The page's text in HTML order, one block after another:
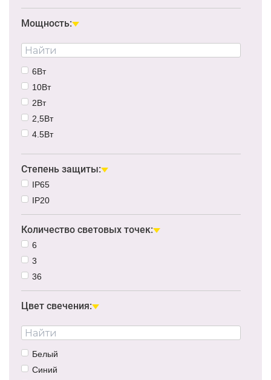
Мощность:
6Вт
10Вт
2Вт
2,5Вт
4.5Вт
3Вт
Степень защиты:
IP65
IP20
Количество световых точек:
6
3
36
Цвет свечения:
Белый
Синий